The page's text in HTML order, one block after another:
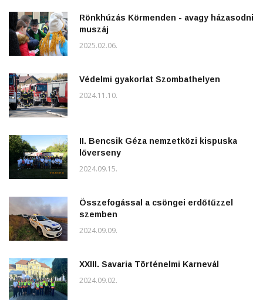
Rönkhúzás Körmenden - avagy házasodni
muszáj
2025.02.06.
Védelmi gyakorlat Szombathelyen
2024.11.10.
II. Bencsik Géza nemzetközi kispuska
lőverseny
2024.09.15.
Összefogással a csöngei erdőtűzzel
szemben
2024.09.09.
XXIII. Savaria Történelmi Karnevál
2024.09.02.